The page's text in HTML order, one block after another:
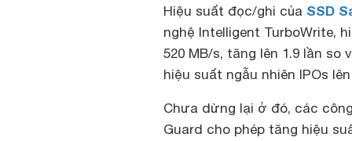
Hiệu suất đọc/ghi của SSD
nghệ Intelligent TurboWrite,
520 MB/s, tăng lên 1.9 lần so
hiệu suất ngẫu nhiên IPOs
Chưa dừng lại ở đó, các
Guard cho phép tăng hiệu